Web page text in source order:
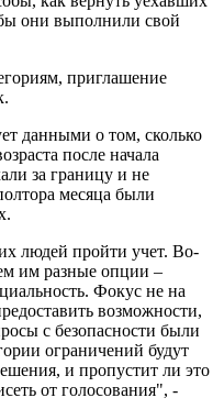
они выполнили свой
приглашение
данными о том, сколько
после начала
за границу и не
месяца были
людей пройти учет. Во-
им разные опции –
Фокус не на
возможности,
с безопасности были
ограничений будут
и пропустит ли это
от голосования", -